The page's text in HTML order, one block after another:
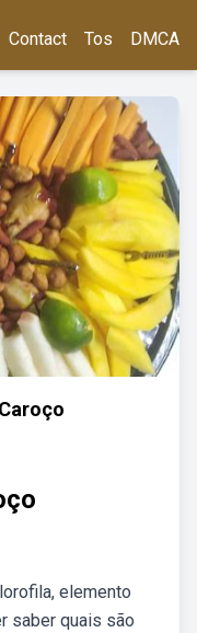
Contact Tos DMCA
elemento
saber quais são